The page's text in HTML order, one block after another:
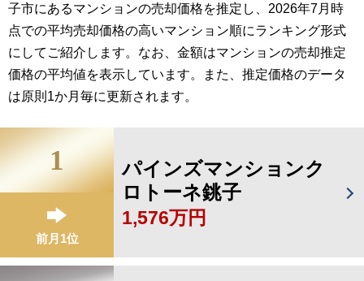
子市にあるマンションの売却価格を推定し、2026年7月時
点での平均売却価格の高いマンション順にランキング形式
にしてご紹介します。なお、金額はマンションの売却推定
価格の平均値を表示しています。また、推定価格のデータ
は原則1か月毎に更新されます。
1
前月1位
パインズマンションク
ロトーネ銚子
1,576万円